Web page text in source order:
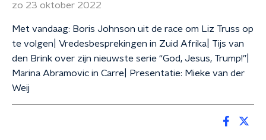
zo 23 oktober 2022
Met vandaag: Boris Johnson uit de race om Liz Truss op
te volgen| Vredesbesprekingen in Zuid Afrika| Tijs van
den Brink over zijn nieuwste serie “God, Jesus, Trump!”|
Marina Abramovic in Carre| Presentatie: Mieke van der
Weij